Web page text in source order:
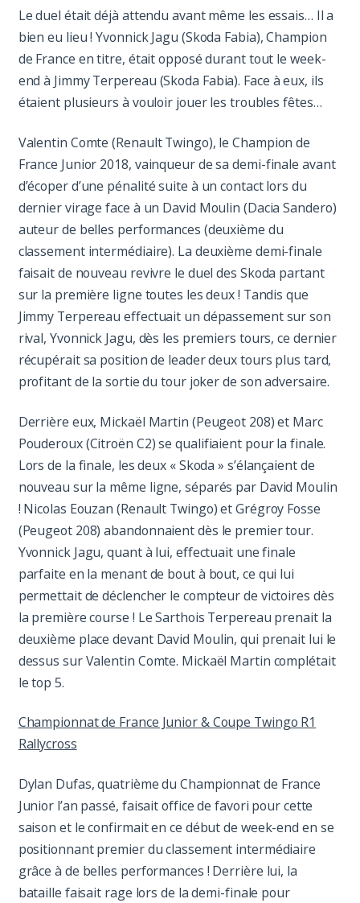
Le duel était déjà attendu avant même les essais… Il a
bien eu lieu ! Yvonnick Jagu (Skoda Fabia), Champion
de France en titre, était opposé durant tout le week-
end à Jimmy Terpereau (Skoda Fabia). Face à eux, ils
étaient plusieurs à vouloir jouer les troubles fêtes…
Valentin Comte (Renault Twingo), le Champion de
France Junior 2018, vainqueur de sa demi-finale avant
d’écoper d’une pénalité suite à un contact lors du
dernier virage face à un David Moulin (Dacia Sandero)
auteur de belles performances (deuxième du
classement intermédiaire). La deuxième demi-finale
faisait de nouveau revivre le duel des Skoda partant
sur la première ligne toutes les deux ! Tandis que
Jimmy Terpereau effectuait un dépassement sur son
rival, Yvonnick Jagu, dès les premiers tours, ce dernier
récupérait sa position de leader deux tours plus tard,
profitant de la sortie du tour joker de son adversaire.
Derrière eux, Mickaël Martin (Peugeot 208) et Marc
Pouderoux (Citroën C2) se qualifiaient pour la finale.
Lors de la finale, les deux « Skoda » s’élançaient de
nouveau sur la même ligne, séparés par David Moulin
! Nicolas Eouzan (Renault Twingo) et Grégroy Fosse
(Peugeot 208) abandonnaient dès le premier tour.
Yvonnick Jagu, quant à lui, effectuait une finale
parfaite en la menant de bout à bout, ce qui lui
permettait de déclencher le compteur de victoires dès
la première course ! Le Sarthois Terpereau prenait la
deuxième place devant David Moulin, qui prenait lui le
dessus sur Valentin Comte. Mickaël Martin complétait
le top 5.
Championnat de France Junior & Coupe Twingo R1
Rallycross
Dylan Dufas, quatrième du Championnat de France
Junior l’an passé, faisait office de favori pour cette
saison et le confirmait en ce début de week-end en se
positionnant premier du classement intermédiaire
grâce à de belles performances ! Derrière lui, la
bataille faisait rage lors de la demi-finale pour